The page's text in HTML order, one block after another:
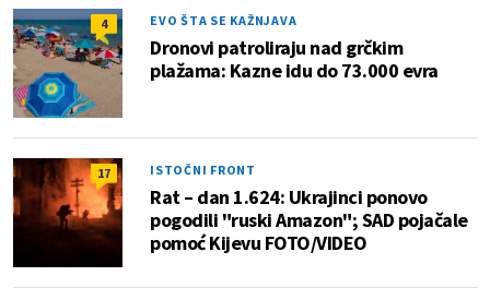
4 EVO ŠTA SE KAŽNJAVA
Dronovi patroliraju nad grčkim
plažama: Kazne idu do 73.000 evra
17 ISTOČNI FRONT
Rat – dan 1.624: Ukrajinci ponovo
pogodili "ruski Amazon"; SAD pojačale
pomoć Kijevu FOTO/VIDEO